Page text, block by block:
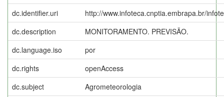
dc.identifier.uri
http://www.infoteca.cnptia.embrapa.br/
dc.description
MONITORAMENTO. PREVISÃO.
dc.language.iso
por
dc.rights
openAccess
dc.subject
Agrometeorologia